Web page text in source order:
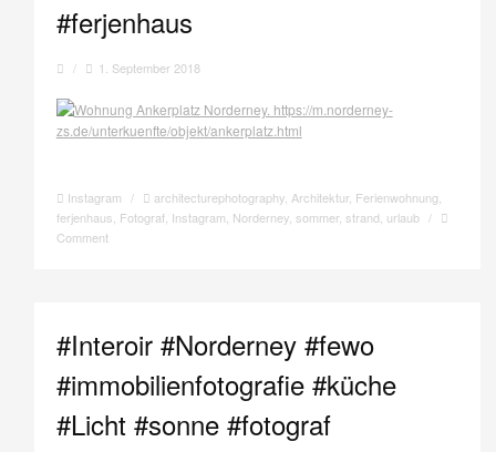
#ferjenhaus
/ 1. September 2018
Instagram / architecturephotography, Architektur, Ferienwohnung
ferjenhaus Fotograf, Instagram Norderney, sommer, strand urlaub /
Comment
#Interoir #Norderney #fewo
#immobilienfotografie #küche
#Licht #sonne #fotograf